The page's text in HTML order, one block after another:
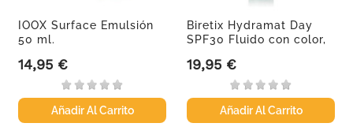
IOOX Surface Emulsión
50 ml.
Precio
14,95 €
Añadir Al Carrito
Biretix Hydramat Day
SPF30 Fluido con color,
Precio
19,95 €
Añadir Al Carrito